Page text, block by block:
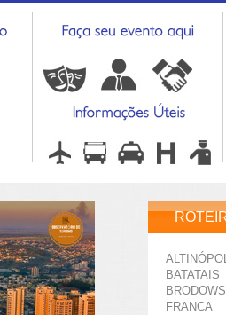
BATATAIS
FRANCA